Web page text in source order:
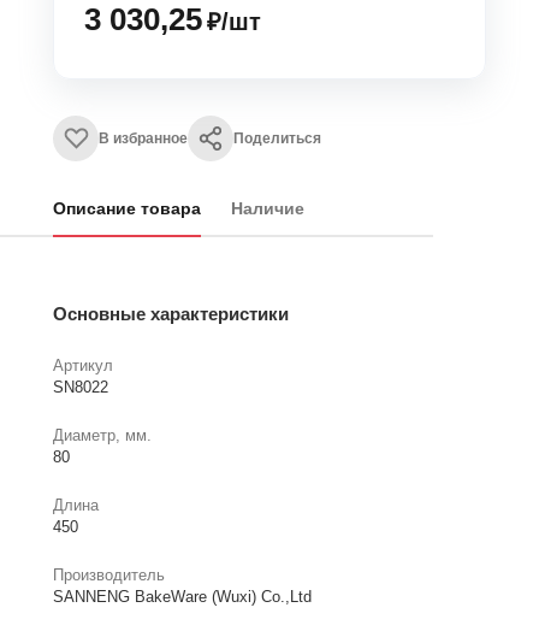
3 030,25₽/шт
В избранное Поделиться
Описание товара Наличие
Основные характеристики
Артикул
SN8022
Диаметр, мм.
80
Длина
450
Производитель
SANNENG BakeWare (Wuxi) Co.,Ltd